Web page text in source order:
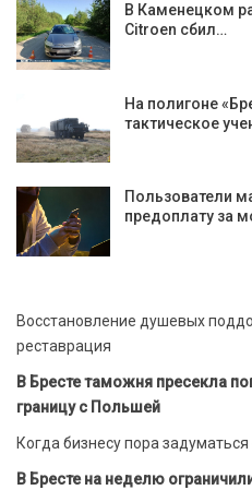
В Каменецком
Citroen сбил…
На полигоне
тактическое
Пользователи
предоплату за
Восстановление душевых
реставрация
В Бресте таможня пресекла
границу с Польшей
Когда бизнесу пора
В Бресте на неделю